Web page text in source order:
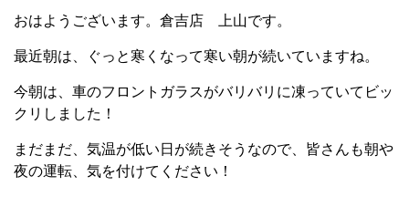
おはようございます。倉吉店 上山です。
最近朝は、ぐっと寒くなって寒い朝が続いていますね。
今朝は、車のフロントガラスがバリバリに凍っていてビッ
クリしました！
まだまだ、気温が低い日が続きそうなので、皆さんも朝や
夜の運転、気を付けてください！